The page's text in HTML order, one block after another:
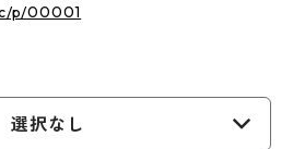
p/00001
選択なし